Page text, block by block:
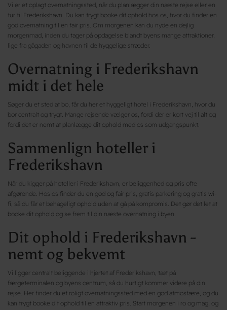
Vi er et oplagt overnatningssted, når du planlægger din næste rejse eller en
tur til Frederikshavn. Du kan trygt booke dit ophold hos os, hvor du finder en
god overnatning til en fair pris. Om morgenen kan du nyde en dejlig
morgenmad, inden du tager på opdagelse blandt byens mange attraktioner,
lige fra gågaden og havnen til de hyggelige stræder.
Overnatning i Frederikshavn
midt i det hele
Søger du et sted at bo, får du her et hyggeligt hotel i Frederikshavn, hvor du
bor centralt og trygt. Mange rejsende vælger os, fordi der er kort vej til alt og
fordi det er nemt at planlægge dit ophold med os som udgangspunkt.
Sammenlign hoteller i
Frederikshavn
Når du kigger på hoteller i Frederikshavn, er beliggenhed og pris ofte
afgørende. Hos os finder du en god og fair pris, gratis parkering og gratis wi-
fi, så du får et behageligt ophold uden at gå på kompromis. Det gør det let at
booke dit ophold og se frem til din næste overnatning i byen.
Dit ophold i Frederikshavn -
nemt og bekvemt
Vi ligger centralt beliggende i hjertet af Frederikshavn, tæt på
færgeterminalen og byens centrum, så du hurtigt kommer videre på din
rejse. Her finder du et roligt overnatningssted med en god atmosfære, og du
kan trygt booke dit ophold til en attraktiv pris. Start morgenen i ro og mag, og